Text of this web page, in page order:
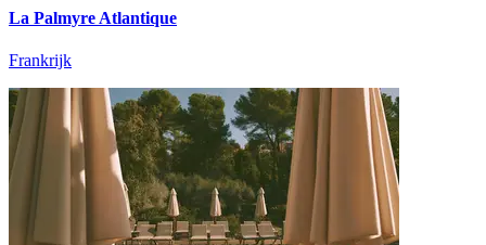
La Palmyre Atlantique
Frankrijk